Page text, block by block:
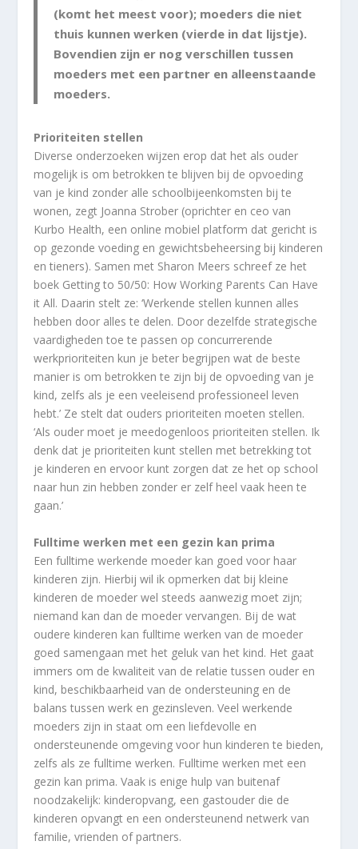
(komt het meest voor); moeders die niet
thuis kunnen werken (vierde in dat lijstje).
Bovendien zijn er nog verschillen tussen
moeders met een partner en alleenstaande
moeders.
Prioriteiten stellen
Diverse onderzoeken wijzen erop dat het als ouder
mogelijk is om betrokken te blijven bij de opvoeding
van je kind zonder alle schoolbijeenkomsten bij te
wonen, zegt Joanna Strober (oprichter en ceo van
Kurbo Health, een online mobiel platform dat gericht is
op gezonde voeding en gewichtsbeheersing bij kinderen
en tieners). Samen met Sharon Meers schreef ze het
boek Getting to 50/50: How Working Parents Can Have
it All. Daarin stelt ze: ‘Werkende stellen kunnen alles
hebben door alles te delen. Door dezelfde strategische
vaardigheden toe te passen op concurrerende
werkprioriteiten kun je beter begrijpen wat de beste
manier is om betrokken te zijn bij de opvoeding van je
kind, zelfs als je een veeleisend professioneel leven
hebt.’ Ze stelt dat ouders prioriteiten moeten stellen.
‘Als ouder moet je meedogenloos prioriteiten stellen. Ik
denk dat je prioriteiten kunt stellen met betrekking tot
je kinderen en ervoor kunt zorgen dat ze het op school
naar hun zin hebben zonder er zelf heel vaak heen te
gaan.’
Fulltime werken met een gezin kan prima
Een fulltime werkende moeder kan goed voor haar
kinderen zijn. Hierbij wil ik opmerken dat bij kleine
kinderen de moeder wel steeds aanwezig moet zijn;
niemand kan dan de moeder vervangen. Bij de wat
oudere kinderen kan fulltime werken van de moeder
goed samengaan met het geluk van het kind. Het gaat
immers om de kwaliteit van de relatie tussen ouder en
kind, beschikbaarheid van de ondersteuning en de
balans tussen werk en gezinsleven. Veel werkende
moeders zijn in staat om een liefdevolle en
ondersteunende omgeving voor hun kinderen te bieden,
zelfs als ze fulltime werken. Fulltime werken met een
gezin kan prima. Vaak is enige hulp van buitenaf
noodzakelijk: kinderopvang, een gastouder die de
kinderen opvangt en een ondersteunend netwerk van
familie, vrienden of partners.